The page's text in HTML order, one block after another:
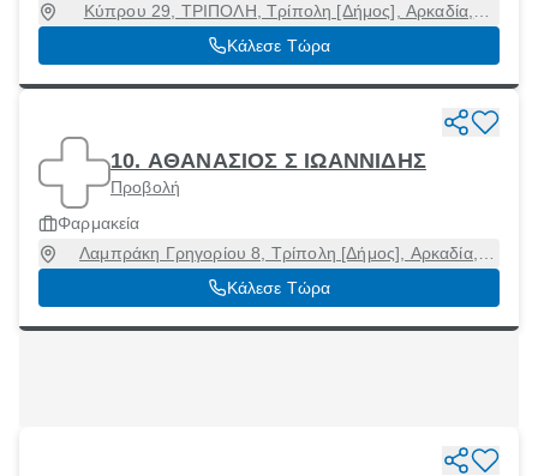
Κύπρου 29, ΤΡΙΠΟΛΗ, Τρίπολη [Δήμος], Αρκαδία,
22100
Κάλεσε Τώρα
10. ΑΘΑΝΑΣΙΟΣ Σ ΙΩΑΝΝΙΔΗΣ
Προβολή
Φαρμακεία
Λαμπράκη Γρηγορίου 8, Τρίπολη [Δήμος], Αρκαδία,
22100
Κάλεσε Τώρα